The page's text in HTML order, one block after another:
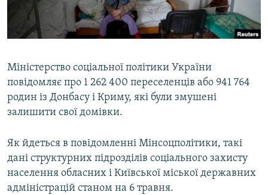
ВІДЕОУРОКИ «ELIFBE»
СВІДЧЕННЯ ОКУПАЦІЇ
ІНФОГРАФІКА
Русский
Qırımtatar
ДОЛУЧАЙСЯ!
Міністерство соціальної політики України
повідомляє про 1 262 400 переселенців або 941 764
родин із Донбасу і Криму, які були змушені
залишити свої домівки.
Як йдеться в повідомленні Мінсоцполітики, такі
дані структурних підрозділів соціального захисту
населення обласних і Київської міської державних
адміністрацій станом на 6 травня.